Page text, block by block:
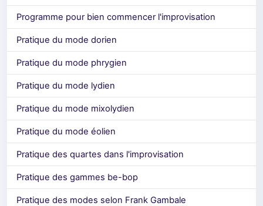
Programme pour bien commencer l'improvisation
Pratique du mode dorien
Pratique du mode phrygien
Pratique du mode lydien
Pratique du mode mixolydien
Pratique du mode éolien
Pratique des quartes dans l'improvisation
Pratique des gammes be-bop
Pratique des modes selon Frank Gambale